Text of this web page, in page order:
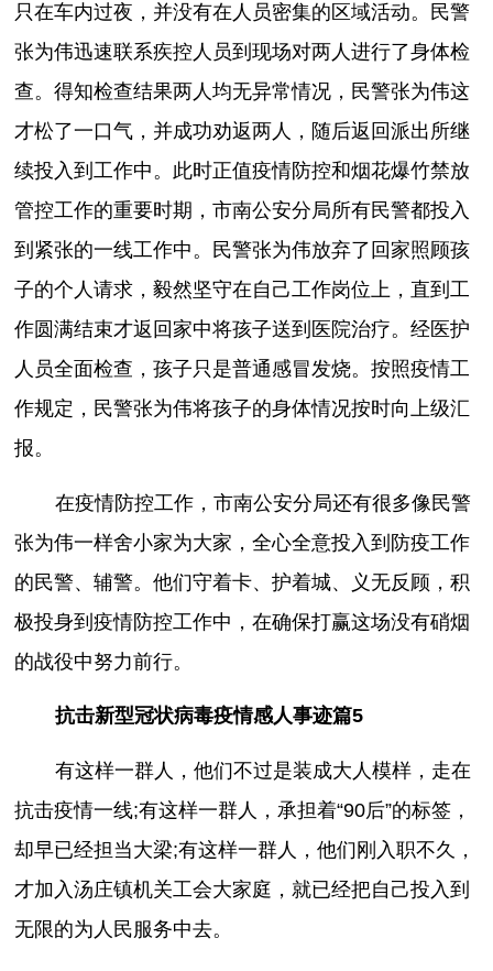
只在车内过夜，并没有在人员密集的区域活动。民警
张为伟迅速联系疾控人员到现场对两人进行了身体检
查。得知检查结果两人均无异常情况，民警张为伟这
才松了一口气，并成功劝返两人，随后返回派出所继
续投入到工作中。此时正值疫情防控和烟花爆竹禁放
管控工作的重要时期，市南公安分局所有民警都投入
到紧张的一线工作中。民警张为伟放弃了回家照顾孩
子的个人请求，毅然坚守在自己工作岗位上，直到工
作圆满结束才返回家中将孩子送到医院治疗。经医护
人员全面检查，孩子只是普通感冒发烧。按照疫情工
作规定，民警张为伟将孩子的身体情况按时向上级汇
报。
在疫情防控工作，市南公安分局还有很多像民警
张为伟一样舍小家为大家，全心全意投入到防疫工作
的民警、辅警。他们守着卡、护着城、义无反顾，积
极投身到疫情防控工作中，在确保打赢这场没有硝烟
的战役中努力前行。
抗击新型冠状病毒疫情感人事迹篇5
有这样一群人，他们不过是装成大人模样，走在
抗击疫情一线;有这样一群人，承担着“90后”的标签，
却早已经担当大梁;有这样一群人，他们刚入职不久，
才加入汤庄镇机关工会大家庭，就已经把自己投入到
无限的为人民服务中去。